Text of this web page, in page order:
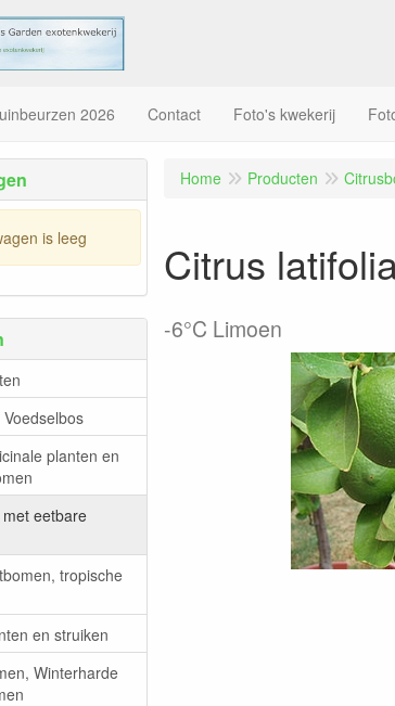
2026 Contact Foto's kwekerij
is leeg
planten en
eetbare
tropische
en struiken
Winterharde
Home Producten
Citrus
-6°C Limoen